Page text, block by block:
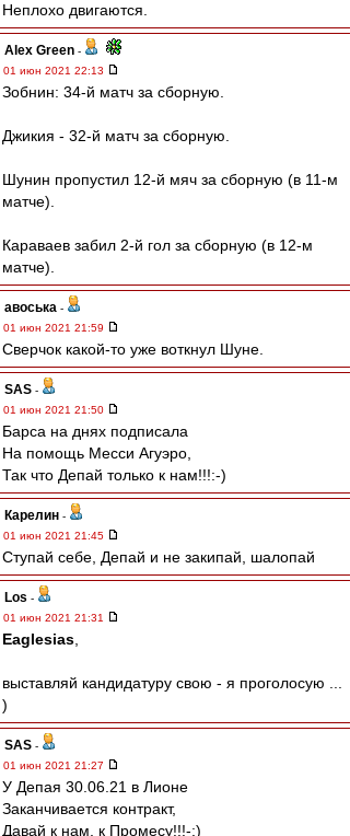
Неплохо двигаются.
Alex Green -
01 июн 2021 22:13
Зобнин: 34-й матч за сборную.
Джикия - 32-й матч за сборную.
Шунин пропустил 12-й мяч за сборную (в 11-м
матче).
Караваев забил 2-й гол за сборную (в 12-м
матче).
авоська -
01 июн 2021 21:59
Сверчок какой-то уже воткнул Шуне.
SAS -
01 июн 2021 21:50
Барса на днях подписала
На помощь Месси Агуэро,
Так что Депай только к нам!!!:-)
Карелин -
01 июн 2021 21:45
Ступай себе, Депай и не закипай, шалопай
Los -
01 июн 2021 21:31
Eaglesias
выставляй кандидатуру свою - я проголосую ...
)
SAS -
01 июн 2021 21:27
У Депая 30.06.21 в Лионе
Заканчивается контракт,
Давай к нам, к Промесу!!!-:)